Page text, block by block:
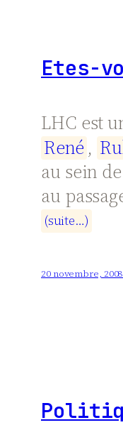
Etes-
LHC est
René , Ru
au sein
au
(suite…)
20 novembre, 2008